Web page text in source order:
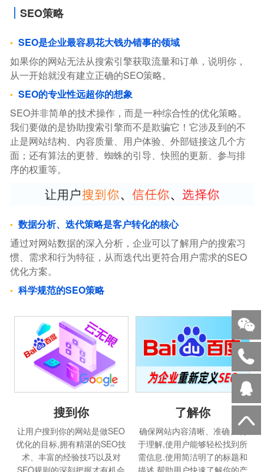
SEO策略
SEO是企业最容易花大钱办错事的领域
如果你的网站无法从搜索引擎获取流量和订单，说明你，
从一开始就没有建立正确的SEO策略。
SEO的专业性远超你的想象
SEO并非简单的技术操作，而是一种综合性的优化策略。
我们要做的是协助搜索引擎而不是欺骗它！它涉及到的不
止是网站结构、内容质量、用户体验、外部链接这几个方
面；还有算法的更替、蜘蛛的引导、快照的更新、参与排
序的权重等。
数据分析、迭代策略是客户转化的核心
通过对网站数据的深入分析，企业可以了解用户的搜索习
惯、需求和行为特征，从而迭代出更符合用户需求的SEO
优化方案。
科学规范的SEO策略
搜到你
让用户搜到你的网站是做SEO
优化的目标,拥有精湛的SEO技
术、丰富的经验技巧以及对
了解你
确保网站内容清晰、准确、易
于理解,使用户能够轻松找到所
需信息.使用简洁明了的标题和